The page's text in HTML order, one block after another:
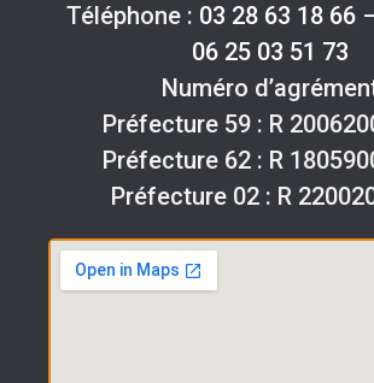
Téléphone : 03 28 63 18 66
06 25 03 51 73
Numéro
Préfecture 59 : R
Préfecture 62 : R
Préfecture 02 : R